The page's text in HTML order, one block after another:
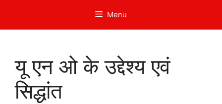
Menu
यू एन ओ के उद्देश्य एवं
सिद्धांत